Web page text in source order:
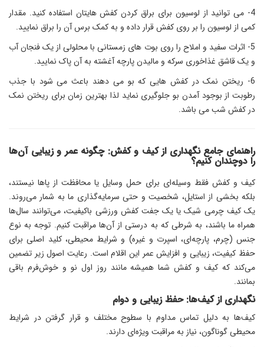
4- می توانید از لوسیون برای براق کردن کفش هایتان استفاده کنید. مقدار
کمی از لوسیون را بر روی کفش قرار داده و به کمک برس آن را براق نمایید.
5- اثرات سفید و املاح را روی بوت های زمستانی با محلولی از یک فنجان آب
و یک قاشق غذاخوری سرکه و مالیدن پارچه آغشته به آن پاک نمایید.
6- ریختن نمک در کفش هایی که بو می دهند باعث می شود با جذب
رطوبت از بوجود آمدن بو جلوگیری نماید لذا بهترین زمان برای ریختن نمک
در کفش شب می باشد.
راهنمای جامع نگهداری از کیف و کفش: چگونه عمر و زیبایی آن‌ها
را دوچندان کنیم؟
کیف و کفش فقط وسیله‌ای برای حمل وسایل یا محافظت از پاها نیستند،
بلکه بخشی از استایل، شخصیت و حتی سرمایه‌گذاری ما به شمار می‌روند.
یک کیف چرمی شیک یا یک جفت کفش ورزشی باکیفیت، می‌توانند سال‌ها
همراه ما باشند، به شرطی که به درستی از آن‌ها مراقبت کنیم. توجه به نوع
جنس (چرم، پارچه‌ای، اسپرت و غیره) و شرایط محیطی، کلید اصلی برای
حفظ کیفیت، زیبایی و افزایش عمر این اقلام است. رعایت اصول زیر تضمین
می‌کند که کیف و کفش شما همیشه مانند روز اول نو و خوش‌فرم باقی
بمانند.
نگهداری از کیف‌ها: حفظ زیبایی و دوام
کیف‌ها به دلیل تماس مداوم با سطوح مختلف و قرار گرفتن در شرایط
محیطی گوناگون، نیاز به مراقبت ویژه‌ای دارند.